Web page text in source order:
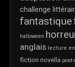
challenge
fantastique
halloween
anglais lecture en
fiction novella post-